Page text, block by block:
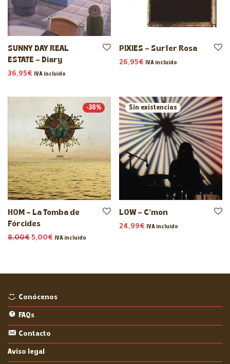
SUNNY DAY REAL
ESTATE – Diary
36,95€ IVA incluido
PIXIES – Surfer Rosa
26,95€ IVA incluido
-38%
HOM – La Tomba de
Fórcides
8,00€ El precio original era: 8,00€.
5,00€ El precio actual es: 5,00€.
IVA incluido
LOW – C’mon
24,99€ IVA incluido
Conócenos
FAQs
Contacto
Aviso legal